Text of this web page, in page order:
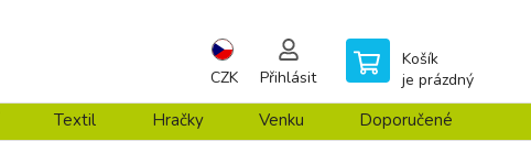
CZK Přihlásit
Košík
je prázdný
Textil Hračky Venku Doporučené